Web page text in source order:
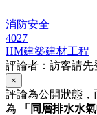
消防安全
4027
HM建築建材工程
評論者：訪客請先
×
評論為公開狀態，
為
「同層排水水